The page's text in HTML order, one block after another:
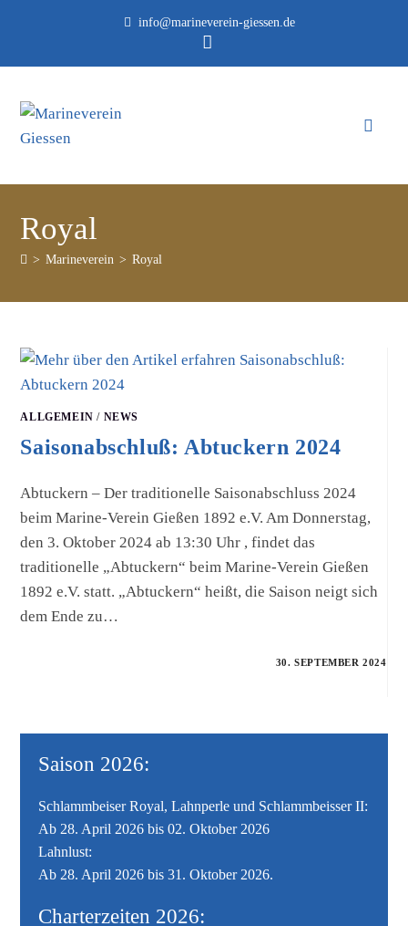
info@marineverein-giessen.de
Royal
> Marineverein > Royal
ALLGEMEIN / NEWS
Saisonabschluß: Abtuckern 2024
Abtuckern – Der traditionelle Saisonabschluss 2024
beim Marine-Verein Gießen 1892 e.V. Am Donnerstag,
den 3. Oktober 2024 ab 13:30 Uhr , findet das
traditionelle „Abtuckern“ beim Marine-Verein Gießen
1892 e.V. statt. „Abtuckern“ heißt, die Saison neigt sich
dem Ende zu…
30. SEPTEMBER 2024
Saison 2026:
Schlammbeiser Royal, Lahnperle und Schlammbeisser II:
Ab 28. April 2026 bis 02. Oktober 2026
Lahnlust:
Ab 28. April 2026 bis 31. Oktober 2026.
Charterzeiten 2026: